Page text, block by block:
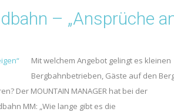
– „Ansprüche
Mit welchem Angebot gelingt es kleinen
Bergbahnbetrieben, Gäste auf den
Der MOUNTAIN MANAGER hat bei der
MM: „Wie lange gibt es die